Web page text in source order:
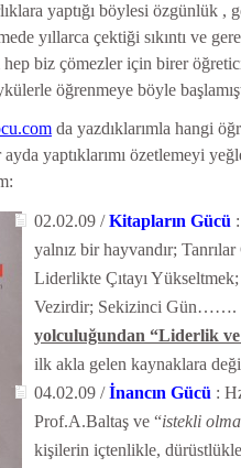
yaptığı böylesi özgünlük ,
yıllarca çektiği sıkıntı ve
hep biz çömezler için birer
öğrenmeye böyle
da yazdıklarımla hangi
ayda yaptıklarımı özetlemeyi
02.02.09 /Kitapların Gücü
yalnız bir hayvandır;
Liderlikte Çıtayı
Vezirdir; Sekizinci Gün…….
yolculuğundan “Liderlik ve
ilk akla gelen kaynaklara
04.02.09 /İnancın Gücü :
Prof.A.Baltaş ve “istekli
kişilerin içtenlikle,